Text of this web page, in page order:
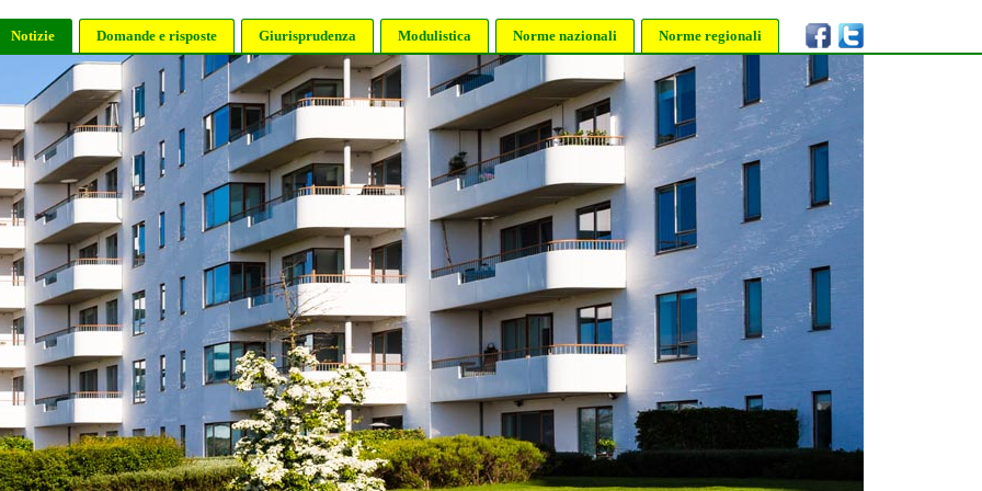
Notizie Domande e risposte Giurisprudenza Modulistica Norme nazionali Norme regionali